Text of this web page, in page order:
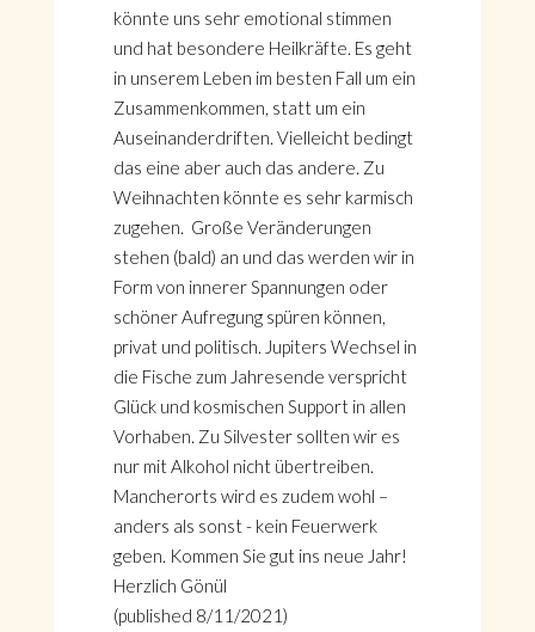
könnte uns sehr emotional stimmen
und hat besondere Heilkräfte. Es geht
in unserem Leben im besten Fall um ein
Zusammenkommen, statt um ein
Auseinanderdriften. Vielleicht bedingt
das eine aber auch das andere. Zu
Weihnachten könnte es sehr karmisch
zugehen. Große Veränderungen
stehen (bald) an und das werden wir in
Form von innerer Spannungen oder
schöner Aufregung spüren können,
privat und politisch. Jupiters Wechsel in
die Fische zum Jahresende verspricht
Glück und kosmischen Support in allen
Vorhaben. Zu Silvester sollten wir es
nur mit Alkohol nicht übertreiben.
Mancherorts wird es zudem wohl –
anders als sonst - kein Feuerwerk
geben. Kommen Sie gut ins neue Jahr!
Herzlich Gönül
(published 8/11/2021)